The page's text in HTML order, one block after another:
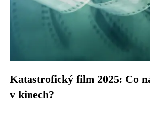
Katastrofický film 2025: Co
v kinech?